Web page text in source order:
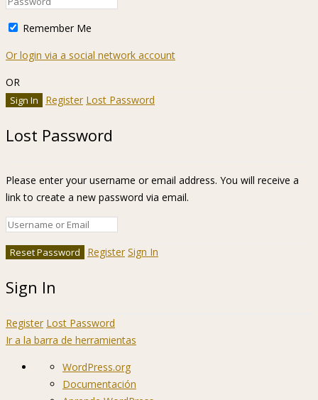
Remember Me
Or login via a social network account
OR
Register Lost Password
Lost Password
Please enter your username or email address. You will receive a
link to create a new password via email.
Register Sign In
Sign In
Register Lost Password
Ir a la barra de herramientas
AcercaWordPress.org
Documentación